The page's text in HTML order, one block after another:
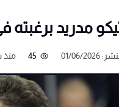
مدريد
06/2026
45